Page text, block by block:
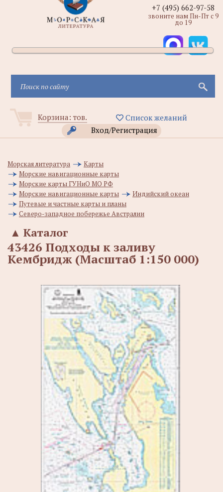
Корзина: тов.
Список желаний
Вход/Регистрация
+7 (495) 662-97-58
звоните нам Пн-Пт с 9
до 19
Морская литература
Карты
Морские навигационные карты
Морские карты ГУНиО МО РФ
Морские навигационные карты
Индийский океан
Путевые и частные карты и планы
Северо-западное побережье Австралии
Каталог
▲
43426 Подходы к заливу
Кембридж (Масштаб 1:150 000)